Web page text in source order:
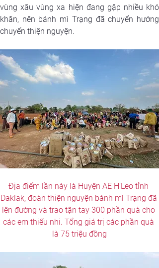
vùng xâu vùng xa hiện đang gặp nhiều khó
khăn, nên bánh mì Trạng đã chuyển hướng
chuyến thiện nguyện.
Địa điểm lần này là Huyện AE H’Leo tỉnh
Daklak, đoàn thiện nguyện bánh mì Trạng đã
lên đường và trao tận tay 300 phần quà cho
các em thiếu nhi. Tổng giá trị các phần quà
là 75 triệu đồng